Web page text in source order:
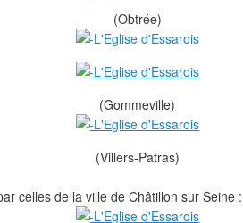
(Obtrée)
(Gommeville)
(Villers-Patras)
celles de la ville de Châtillon sur Seine :